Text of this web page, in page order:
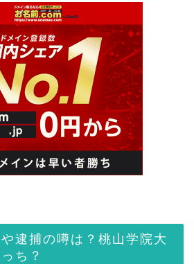
逮捕の噂は？桃山学院大
ち？